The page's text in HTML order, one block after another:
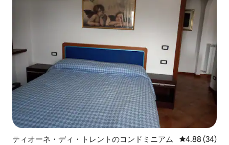
ティオーネ・ディ・トレントのコンドミニアム レビュー34
4.88 (34)